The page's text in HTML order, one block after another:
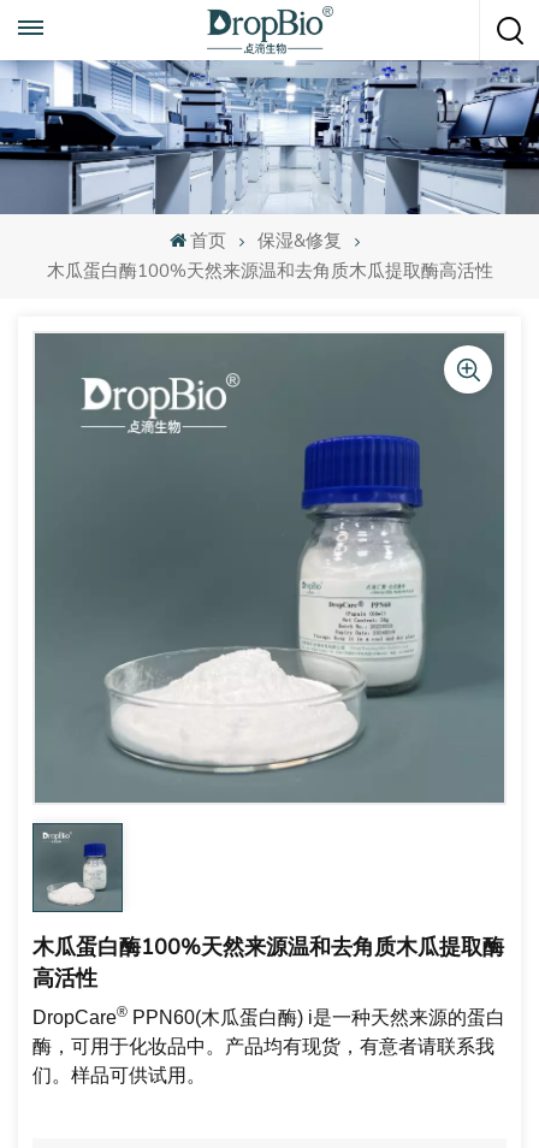
+86 15951008670
首页
保湿&修复
木瓜蛋白酶100%天然来源温和去角质木瓜提取酶高活性
木瓜蛋白酶100%天然来源温和去角质木瓜提取酶
高活性
DropCare® PPN60(木瓜蛋白酶) i是一种天然来源的蛋白
酶，可用于化妆品中。 产品均有现货，有意者请联系我
们。样品可供试用。